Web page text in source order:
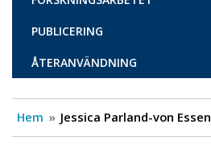
PUBLICERING
ÅTERANVÄNDNING
Hem Jessica Parland-von Essen